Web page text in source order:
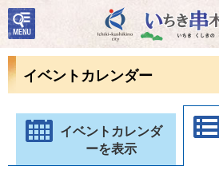
いちき串木野市
検
索・
共通
ューイベントカレンダー
イベントカレンダ
ーを表示